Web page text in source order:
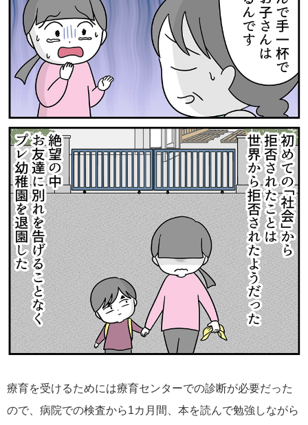
療育を受けるためには療育センターでの診断が必要だった
ので、病院での検査から1カ月間、本を読んで勉強しながら